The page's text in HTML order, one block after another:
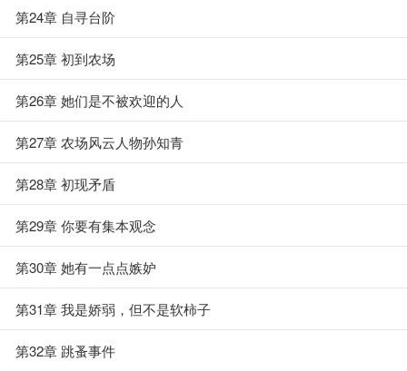
第24章 自寻台阶
第25章 初到农场
第26章 她们是不被欢迎的人
第27章 农场风云人物孙知青
第28章 初现矛盾
第29章 你要有集本观念
第30章 她有一点点嫉妒
第31章 我是娇弱，但不是软柿子
第32章 跳蚤事件